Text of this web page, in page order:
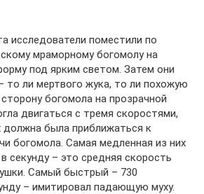
исследователи поместили по
мраморному богомолу на
под ярким светом. Затем они
то ли мертвого жука, то ли похожую
богомола на прозрачной
двигаться с тремя скоростями,
была приближаться к
богомола. Самая медленная из них
секунду – это средняя скорость
Самый быстрый – 730
– имитировал падающую муху.